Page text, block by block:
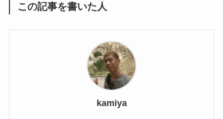
この記事を書いた人
kamiya